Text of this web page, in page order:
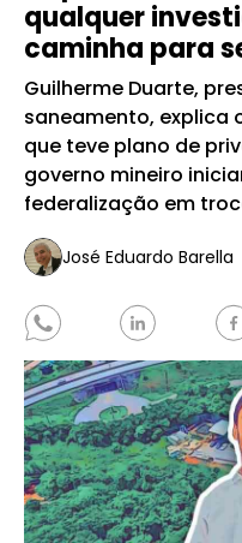
qualquer
caminha para
Guilherme Duarte,
saneamento, explica
que teve plano de
governo mineiro
federalização em
José Eduardo Barella